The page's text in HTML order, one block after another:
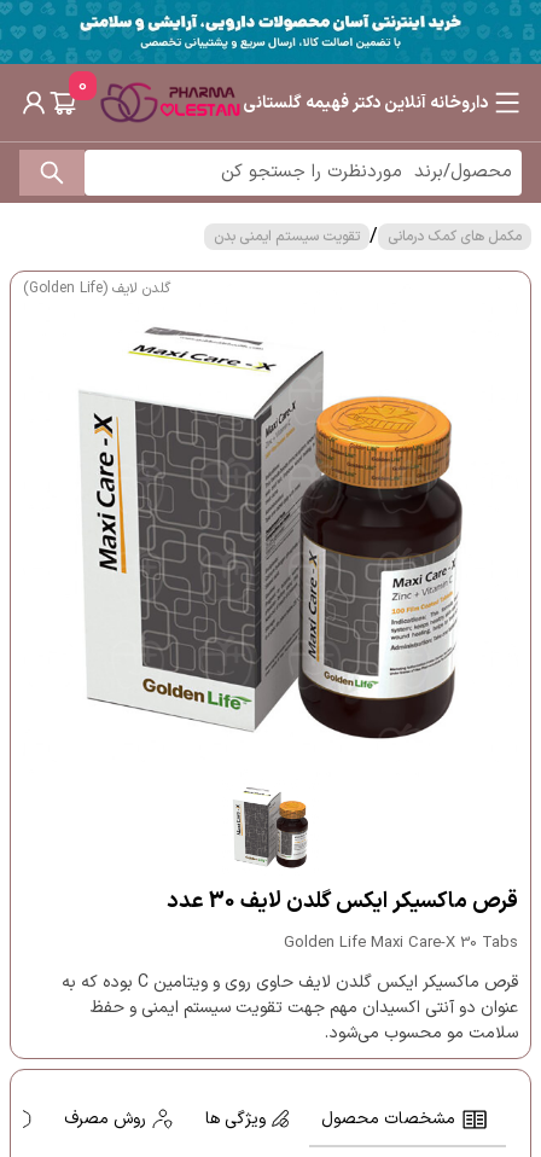
داروخانه آنلاین دکتر فهیمه گلستانی
0
مکمل های کمک درمانی / تقویت سیستم ایمنی بدن
گلدن لایف (Golden Life)
قرص ماکسیکر ایکس گلدن لایف 30 عدد
Golden Life Maxi Care-X 30 Tabs
قرص ماکسیکر ایکس گلدن لایف حاوی روی و ویتامین C بوده که به
عنوان دو آنتی اکسیدان مهم جهت تقویت سیستم ایمنی و حفظ
سلامت مو محسوب می‌شود.
مشخصات محصول ویژگی ها روش مصرف